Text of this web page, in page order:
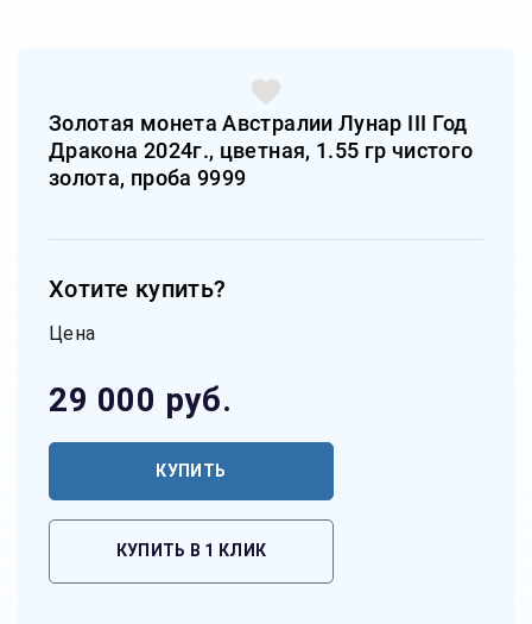
Золотая монета Австралии Лунар III Год
Дракона 2024г., цветная, 1.55 гр чистого
золота, проба 9999
Хотите купить?
Цена
29 000 руб.
КУПИТЬ
КУПИТЬ В 1 КЛИК